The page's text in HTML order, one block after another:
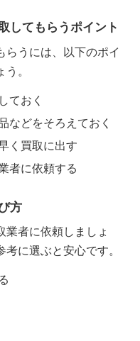
してもらうポイント
らうには、以下のポイ
。
ておく
などをそろえておく
く買取に出す
者に依頼する
方
業者に依頼しましょ
に選ぶと安心です。